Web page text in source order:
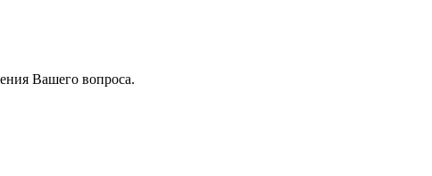
Вашего вопроса.